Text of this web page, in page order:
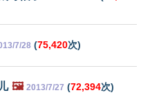
7/28 (75,420次)
🖼️ 2013/7/27 (72,394次)